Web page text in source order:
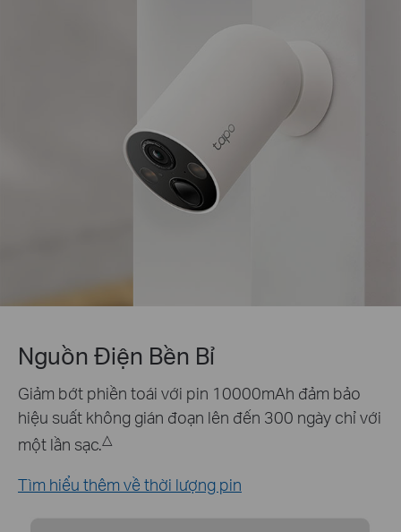
Hỗ Trợ Tapo Solar Panel
Giữ cho camera của bạn hoạt động suốt ngày đêm
với tấm pin mặt trời Tapo A200.*